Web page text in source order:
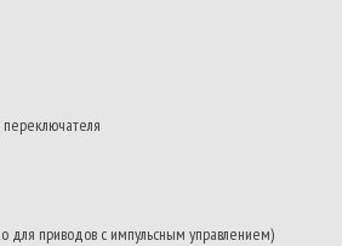
для приводов с импульсным управлением)